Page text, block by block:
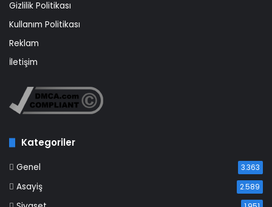
Gizlilik Politikası
Kullanım Politikası
Reklam
İletişim
Kategoriler
Genel 3.363
Asayiş 2.589